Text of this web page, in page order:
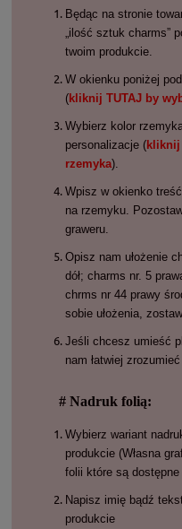
Będąc na stronie
„ilość sztuk charms”
twoim produkcie.
W okienku poniżej
(kliknij TUTAJ by
Wybierz kolor
personalizacje (kliknij
rzemyka).
Wpisz w okienko
na rzemyku.
graweru.
Opisz nam ułożenie
dół; charms nr. 5
chrms nr 44 prawy
sobie ułożenia,
Jeśli chcesz umieść
nam łatwiej zrozumieć
# Nadruk folią:
Wybierz wariant
produkcie (Własna
folii które są
Napisz imię bądź
produkcie